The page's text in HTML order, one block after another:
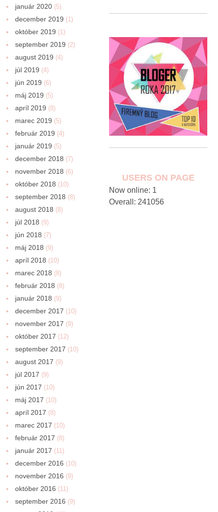
január 2020 (5)
december 2019 (1)
október 2019 (1)
september 2019 (2)
august 2019 (4)
júl 2019 (4)
jún 2019 (6)
máj 2019 (5)
apríl 2019 (8)
marec 2019 (5)
február 2019 (4)
január 2019 (5)
december 2018 (7)
november 2018 (6)
október 2018 (10)
september 2018 (8)
august 2018 (8)
júl 2018 (9)
jún 2018 (7)
máj 2018 (9)
apríl 2018 (10)
marec 2018 (8)
február 2018 (8)
január 2018 (9)
december 2017 (10)
november 2017 (9)
október 2017 (12)
september 2017 (10)
august 2017 (9)
júl 2017 (9)
jún 2017 (10)
máj 2017 (10)
apríl 2017 (8)
marec 2017 (10)
február 2017 (8)
január 2017 (11)
december 2016 (10)
november 2016 (9)
október 2016 (11)
september 2016 (9)
USERS ON PAGE
Now online: 1
Overall: 241056